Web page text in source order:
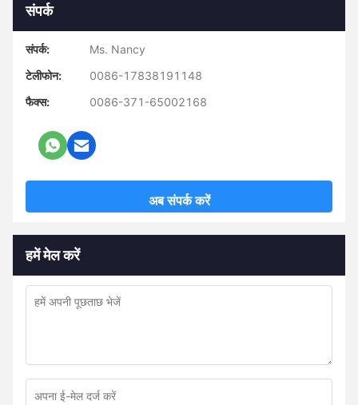
संपर्क
संपर्क:
Ms. Nancy
टेलीफोन:
0086-17838191148
फैक्स:
0086-371-65002168
अब संपर्क करें
हमें मेल करें